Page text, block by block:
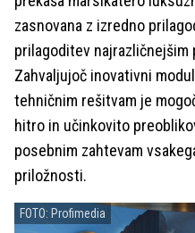
zasnovana z izredno
prilagoditev najrazličnejšim
Zahvaljujoč inovativni
tehničnim rešitvam je
hitro in učinkovito
posebnim zahtevam
priložnosti.
FOTO: Profimedia